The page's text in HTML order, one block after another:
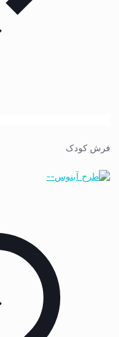
فرش کودک